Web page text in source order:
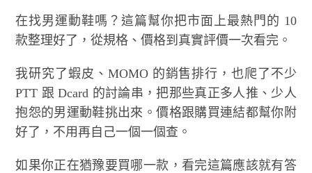
在找男運動鞋嗎？這篇幫你把市面上最熱門的 10
款整理好了，從規格、價格到真實評價一次看完。
我研究了蝦皮、MOMO 的銷售排行，也爬了不少
PTT 跟 Dcard 的討論串，把那些真正多人推、少人
抱怨的男運動鞋挑出來。價格跟購買連結都幫你附
好了，不用再自己一個一個查。
如果你正在猶豫要買哪一款，看完這篇應該就有答